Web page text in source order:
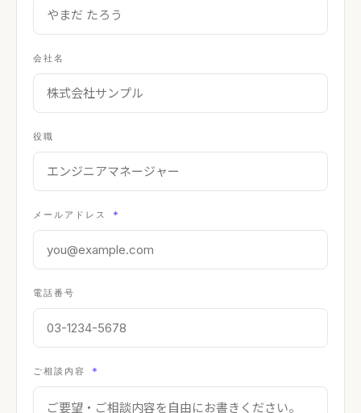
会社名
役職
メールアドレス *
電話番号
ご相談内容 *